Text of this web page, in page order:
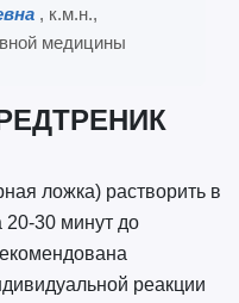
, к.м.н.,
медицины
ложка) растворить в
30 минут до
реакции